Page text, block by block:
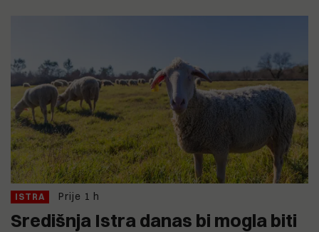
ISTRA Prije 1 h
Središnja Istra danas bi mogla biti